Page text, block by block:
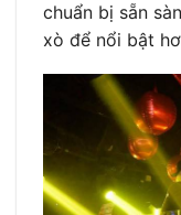
chuẩn bị sẵn
xò để nổi bật